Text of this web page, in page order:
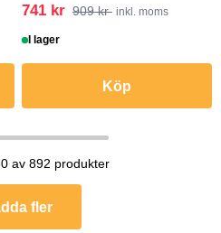
741 kr 909 kr inkl. moms
I lager
Köp
av 892 produkter
fler